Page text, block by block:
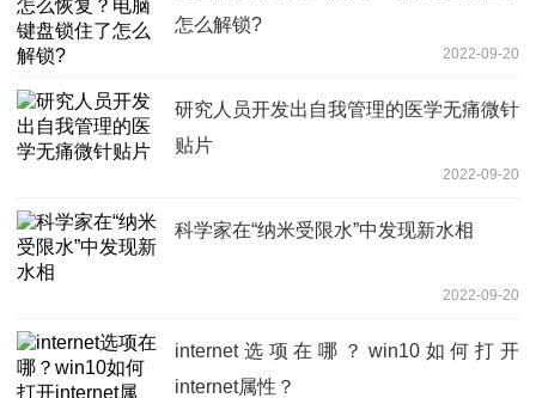
怎么解锁?
2022-09-20
研究人员开发出自我管理的医学无痛微针
贴片
2022-09-20
科学家在“纳米受限水”中发现新水相
2022-09-20
internet选项在哪？win10如何打开
internet属性？